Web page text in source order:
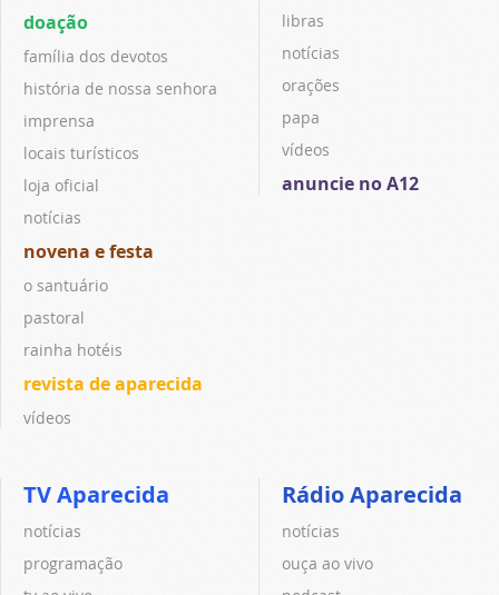
doação
família dos devotos
história de nossa senhora
imprensa
locais turísticos
loja oficial
notícias
novena e festa
o santuário
pastoral
rainha hotéis
revista de aparecida
vídeos
libras
notícias
orações
papa
vídeos
anuncie no A12
TV Aparecida
notícias
programação
Rádio Aparecida
notícias
ouça ao vivo